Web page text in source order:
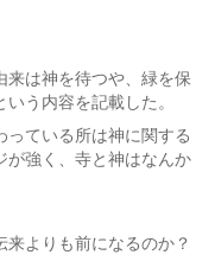
来は神を待つや、緑を保
う内容を記載した。
っている所は神に関する
が強く、寺と神はなんか
よりも前になるのか？